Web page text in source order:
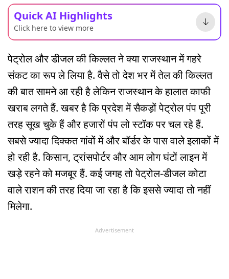
Quick AI Highlights
Click here to view more
पेट्रोल और डीजल की किल्लत ने क्या राजस्थान में गहरे
संकट का रूप ले लिया है. वैसे तो देश भर में तेल की किल्लत
की बात सामने आ रही है लेकिन राजस्थान के हालात काफी
खराब लगते हैं. खबर है कि प्रदेश में सैकड़ों पेट्रोल पंप पूरी
तरह सूख चुके हैं और हजारों पंप लो स्टॉक पर चल रहे हैं.
सबसे ज्यादा दिक्कत गांवों में और बॉर्डर के पास वाले इलाकों में
हो रही है. किसान, ट्रांसपोर्टर और आम लोग घंटों लाइन में
खड़े रहने को मजबूर हैं. कई जगह तो पेट्रोल-डीजल कोटा
वाले राशन की तरह दिया जा रहा है कि इससे ज्यादा तो नहीं
मिलेगा.
Advertisement